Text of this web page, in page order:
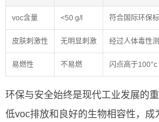
voc含量 <50 g/l 符合国际环保
皮肤刺激性 无明显刺激 经过人体毒性
易燃性 不易燃 闪点高于100°c
环保与安全始终是现代工业发展的
低voc排放和良好的生物相容性，成